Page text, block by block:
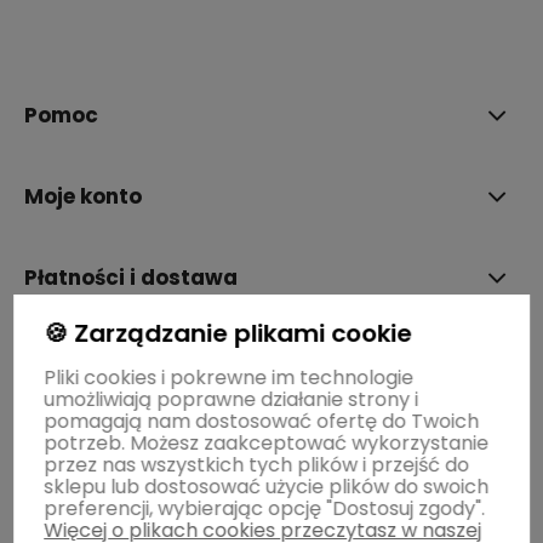
Pomoc
Moje konto
Płatności i dostawa
O nas
🍪 Zarządzanie plikami cookie
Pliki cookies i pokrewne im technologie
umożliwiają poprawne działanie strony i
pomagają nam dostosować ofertę do Twoich
potrzeb. Możesz zaakceptować wykorzystanie
przez nas wszystkich tych plików i przejść do
sklepu lub dostosować użycie plików do swoich
preferencji, wybierając opcję "Dostosuj zgody".
Więcej o plikach cookies przeczytasz w naszej